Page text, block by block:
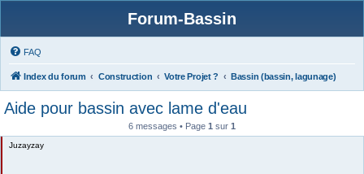
Forum-Bassin
FAQ
Index du forum Construction Votre Projet ? Bassin (bassin, lagunage)
Aide pour bassin avec lame d'eau
6 messages • Page 1 sur 1
Juzayzay